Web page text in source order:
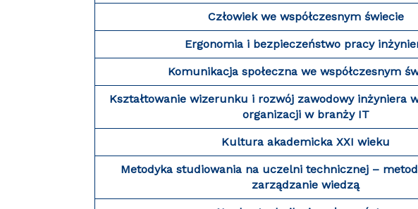
Człowiek we współczesnym świecie
Ergonomia i bezpieczeństwo pracy
Komunikacja społeczna we współczesnym
Kształtowanie wizerunku i rozwój zawodowy inżyniera
organizacji w branży IT
Kultura akademicka XXI wieku
Metodyka studiowania na uczelni technicznej –
zarządzanie wiedzą